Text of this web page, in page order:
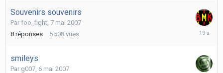
Souvenirs souvenirs
Par foo_fight, 7 mai 2007
8 réponses 5 508 vues
smileys
Par g007, 6 mai 2007